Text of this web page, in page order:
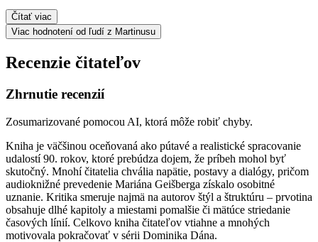
Čítať viac
Viac hodnotení od ľudí z Martinusu
Recenzie čitateľov
Zhrnutie recenzií
Zosumarizované pomocou AI, ktorá môže robiť chyby.
Kniha je väčšinou oceňovaná ako pútavé a realistické spracovanie
udalostí 90. rokov, ktoré prebúdza dojem, že príbeh mohol byť
skutočný. Mnohí čitatelia chvália napätie, postavy a dialógy, pričom
audioknižné prevedenie Mariána Geišberga získalo osobitné
uznanie. Kritika smeruje najmä na autorov štýl a štruktúru – prvotina
obsahuje dlhé kapitoly a miestami pomalšie či mätúce striedanie
časových línií. Celkovo kniha čitateľov vtiahne a mnohých
motivovala pokračovať v sérii Dominika Dána.